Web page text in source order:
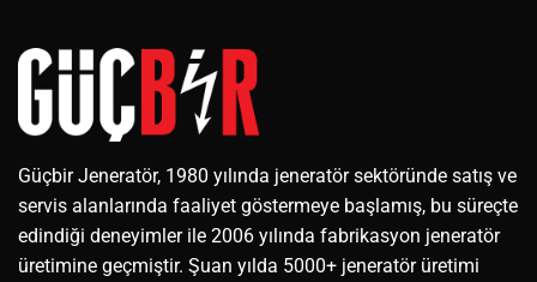
Güçbir Jeneratör, 1980 yılında jeneratör sektöründe satış ve
servis alanlarında faaliyet göstermeye başlamış, bu süreçte
edindiği deneyimler ile 2006 yılında fabrikasyon jeneratör
üretimine geçmiştir. Şuan yılda 5000+ jeneratör üretimi